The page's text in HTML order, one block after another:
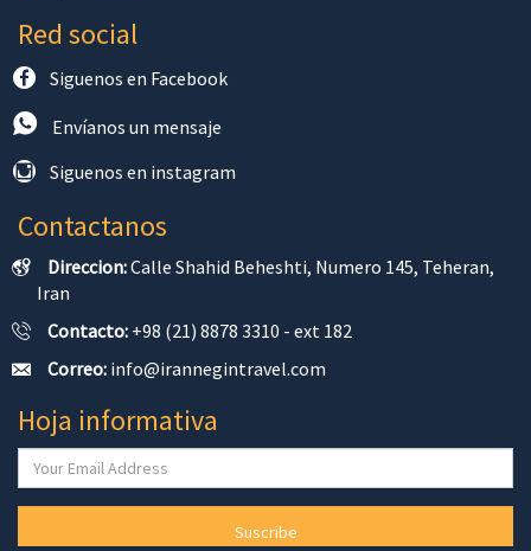
Red social
Siguenos en Facebook
Envíanos un mensaje
Siguenos en instagram
Contactanos
Direccion:Calle Shahid Beheshti, Numero 145, Teheran,
Iran
Contacto: +98 (21) 8878 3310 - ext 182
Correo: info@irannegintravel.com
Hoja informativa
Suscribe